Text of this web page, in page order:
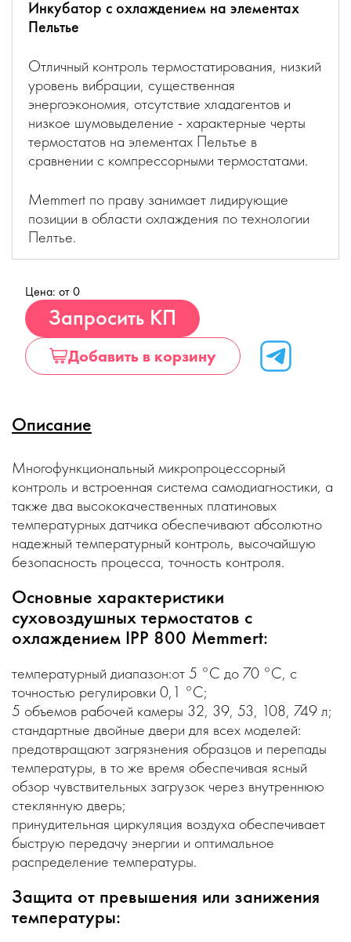
Инкубатор с охлаждением на элементах
Пельтье
Отличный контроль термостатирования, низкий
уровень вибрации, существенная
энергоэкономия, отсутствие хладагентов и
низкое шумовыделение - характерные черты
термостатов на элементах Пельтье в
сравнении с компрессорными термостатами.
Memmert по праву занимает лидирующие
позиции в области охлаждения по технологии
Пелтье.
Цена: от 0
Запросить КП
Добавить в корзину
Описание
Многофункциональный микропроцессорный
контроль и встроенная система самодиагностики, а
также два высококачественных платиновых
температурных датчика обеспечивают абсолютно
надежный температурный контроль, высочайшую
безопасность процесса, точность контроля.
Основные характеристики
суховоздушных термостатов с
охлаждением IPP 800 Memmert:
температурный диапазон:от 5 °C до 70 °C, с
точностью регулировки 0,1 °C;
5 объемов рабочей камеры 32, 39, 53, 108, 749 л;
стандартные двойные двери для всех моделей:
предотвращают загрязнения образцов и перепады
температуры, в то же время обеспечивая ясный
обзор чувствительных загрузок через внутреннюю
стеклянную дверь;
принудительная циркуляция воздуха обеспечивает
быструю передачу энергии и оптимальное
распределение температуры.
Защита от превышения или занижения
температуры: